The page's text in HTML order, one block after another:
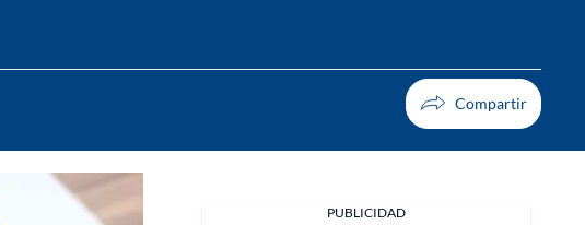
PUBLICIDAD